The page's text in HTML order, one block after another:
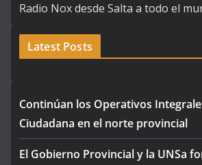
Radio Nox desde Salta a todo el
Latest Posts
Continúan los Operativos
Ciudadana en el norte provincial
El Gobierno Provincial y la UNSa